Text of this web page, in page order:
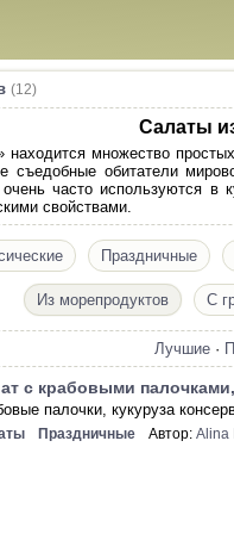
(12)
Салаты
находится множество
съедобные обитатели
часто используются
свойствами.
Праздничные
Из морепродуктов С
Лучшие ·
с крабовыми
палочки, кукуруза
Праздничные Автор:Alina